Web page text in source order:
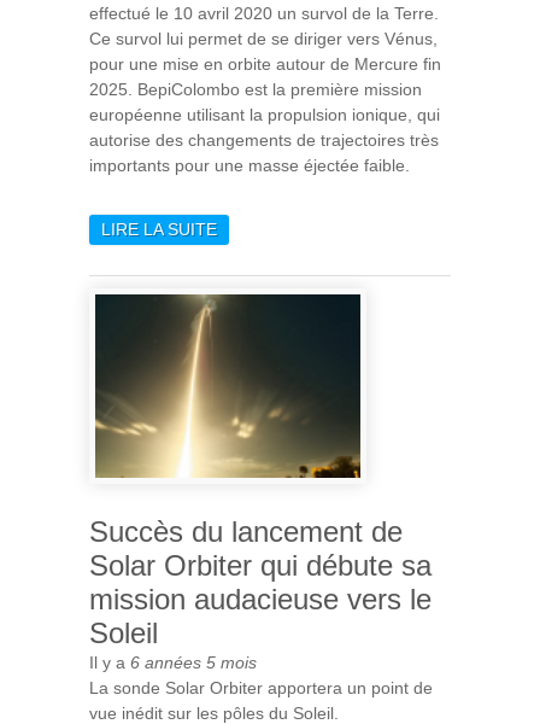
effectué le 10 avril 2020 un survol de la Terre.
Ce survol lui permet de se diriger vers Vénus,
pour une mise en orbite autour de Mercure fin
2025. BepiColombo est la première mission
européenne utilisant la propulsion ionique, qui
autorise des changements de trajectoires très
importants pour une masse éjectée faible.
LIRE LA SUITEDE BEPICOLOMBO A
ROUTE VERS MERCURE
Succès du lancement de
Solar Orbiter qui débute sa
mission audacieuse vers le
Soleil
Il y a 6 années 5 mois
La sonde Solar Orbiter apportera un point de
vue inédit sur les pôles du Soleil.